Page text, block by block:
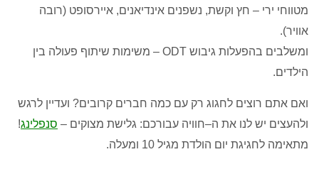
מטווחי ירי – חץ וקשת, נשפנים אינדיאנים, איירסופט (רובה
אוויר).
ומשלבים בהפעלות גיבוש ODT –
משימות שיתוף פעולה בין
הילדים.
ואם אתם רוצים לחגוג רק עם כמה חברים קרובים? ועדיין לרגש
ולהעצים יש לנו את ה–חוויה עבורכם: גלישת מצוקים – סנפלינג!
מתאימה לחגיגת יום הולדת מגיל 10 ומעלה.